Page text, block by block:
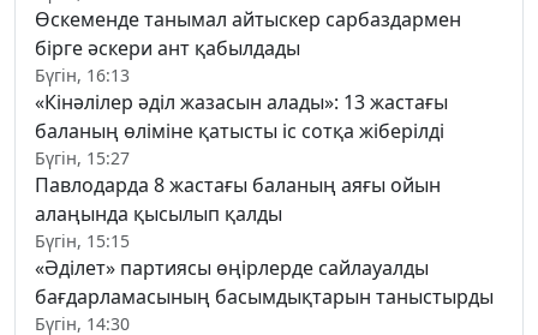
Өскеменде танымал айтыскер сарбаздармен
бірге әскери ант қабылдады
Бүгін, 16:13
«Кінәлілер әділ жазасын алады»: 13 жастағы
баланың өліміне қатысты іс сотқа жіберілді
Бүгін, 15:27
Павлодарда 8 жастағы баланың аяғы ойын
алаңында қысылып қалды
Бүгін, 15:15
«Әділет» партиясы өңірлерде сайлауалды
бағдарламасының басымдықтарын таныстырды
Бүгін, 14:30